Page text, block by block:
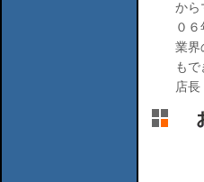
から
０６
業界
もで
店